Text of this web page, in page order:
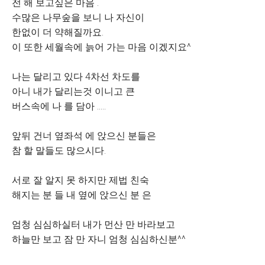
전 해 보고싶은 마음 .
수많은 나무숲을 보니 나 자신이
한없이 더 약해질까요.
이 또한 세월속에 늙어 가는 마음 이겠지요^
나는 달리고 있다 4차선 차도를
아니 내가 달리는것 이니고 큰
버스속에 나 를 담아 .....
앞뒤 건너 옆좌석 에 앉으신 분들은
참 할 말들도 많으시다.
서로 잘 알지 못 하지만 제법 친숙
해지는 분 들 내 옆에 앉으신 분 은
엄청 심심하실터 내가 먼산 만 바라보고
하늘만 보고 잠 만 자니 엄청 심심하신분^^